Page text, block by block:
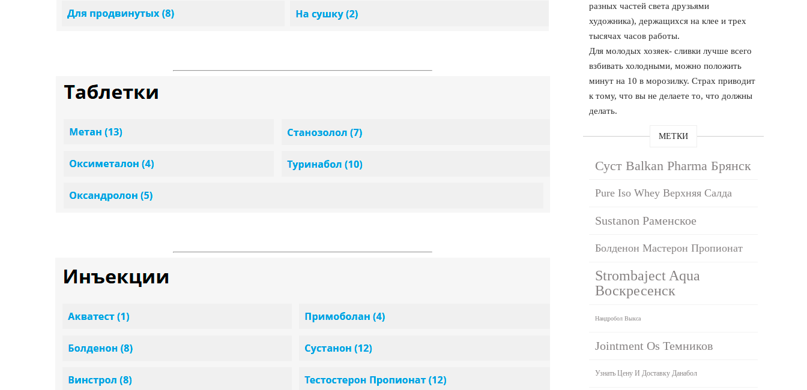
разных частей света друзьями
художника), держащихся на клее и трех
тысячах часов работы.
Для молодых хозяек- сливки лучше всего
взбивать холодными, можно положить
минут на 10 в морозилку. Страх приводит
к тому, что вы не делаете то, что должны
делать.
МЕТКИ
Суст Balkan Pharma Брянск
Pure Iso Whey Верхняя Салда
Sustanon Раменское
Болденон Мастерон Пропионат
Strombaject Aqua
Воскресенск
Нандробол Выкса
Jointment Os Темников
Узнать Цену И Доставку Данабол